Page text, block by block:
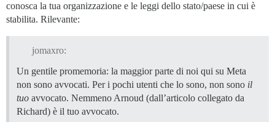
conosca la tua organizzazione e le leggi dello stato/paese in cui è
stabilita. Rilevante:
jomaxro:
Un gentile promemoria: la maggior parte di noi qui su Meta
non sono avvocati. Per i pochi utenti che lo sono, non sono il
tuo avvocato. Nemmeno Arnoud (dall’articolo collegato da
Richard) è il tuo avvocato.